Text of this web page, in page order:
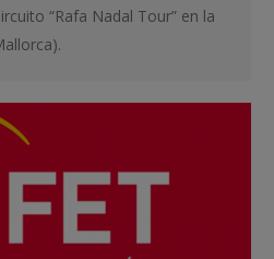
“Rafa Nadal Tour” en la